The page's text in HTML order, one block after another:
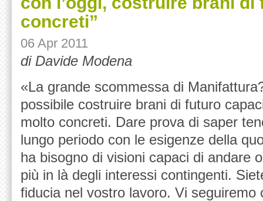
concreti”
06 Apr 2011
di Davide Modena
«La grande scommessa di
possibile costruire brani di futuro
molto concreti. Dare prova di saper
lungo periodo con le esigenze della
ha bisogno di visioni capaci di andare
più in là degli interessi contingenti.
fiducia nel vostro lavoro. Vi